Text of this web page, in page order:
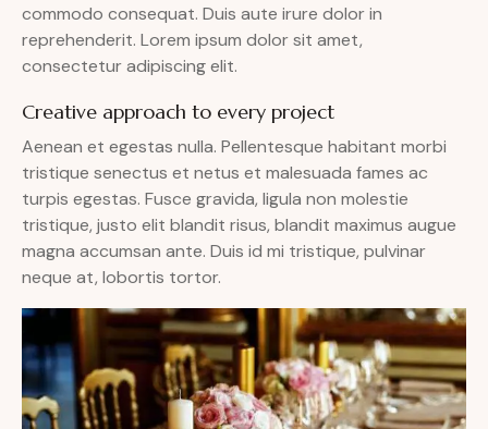
commodo consequat. Duis aute irure dolor in
reprehenderit. Lorem ipsum dolor sit amet,
consectetur adipiscing elit.
Creative approach to every project
Aenean et egestas nulla. Pellentesque habitant morbi
tristique senectus et netus et malesuada fames ac
turpis egestas. Fusce gravida, ligula non molestie
tristique, justo elit blandit risus, blandit maximus augue
magna accumsan ante. Duis id mi tristique, pulvinar
neque at, lobortis tortor.